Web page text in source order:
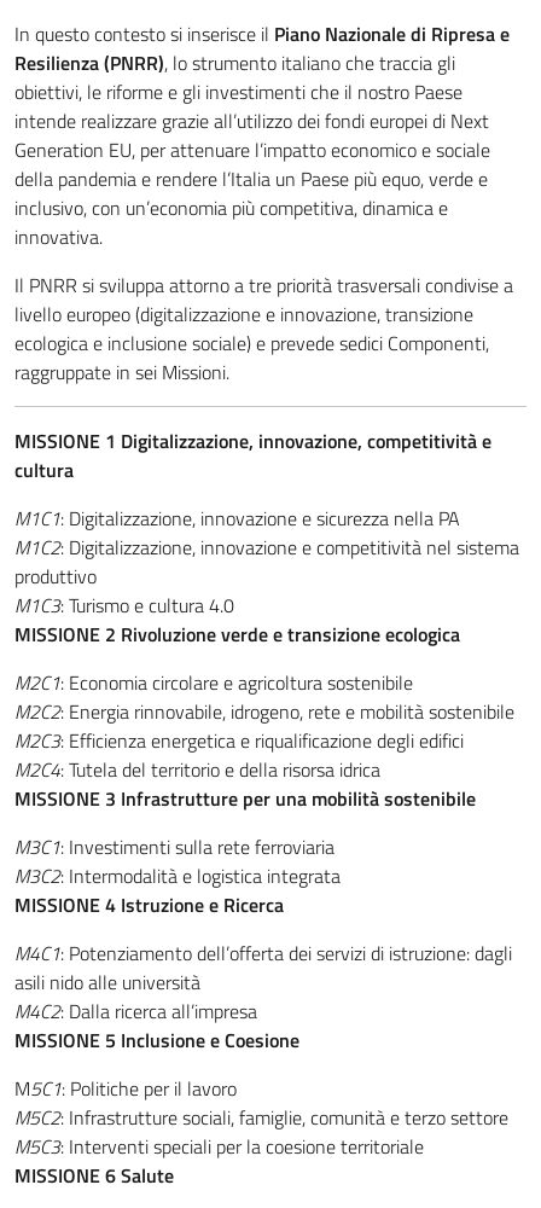
In questo contesto si inserisce il Piano Nazionale di Ripresa e
Resilienza (PNRR), lo strumento italiano che traccia gli
obiettivi, le riforme e gli investimenti che il nostro Paese
intende realizzare grazie all’utilizzo dei fondi europei di Next
Generation EU, per attenuare l’impatto economico e sociale
della pandemia e rendere l’Italia un Paese più equo, verde e
inclusivo, con un’economia più competitiva, dinamica e
innovativa.
Il PNRR si sviluppa attorno a tre priorità trasversali condivise a
livello europeo (digitalizzazione e innovazione, transizione
ecologica e inclusione sociale) e prevede sedici Componenti,
raggruppate in sei Missioni.
MISSIONE 1 Digitalizzazione, innovazione, competitività e
cultura
M1C1: Digitalizzazione, innovazione e sicurezza nella PA
M1C2: Digitalizzazione, innovazione e competitività nel sistema
produttivo
M1C3: Turismo e cultura 4.0
MISSIONE 2 Rivoluzione verde e transizione ecologica
M2C1: Economia circolare e agricoltura sostenibile
M2C2: Energia rinnovabile, idrogeno, rete e mobilità sostenibile
M2C3: Efficienza energetica e riqualificazione degli edifici
M2C4: Tutela del territorio e della risorsa idrica
MISSIONE 3 Infrastrutture per una mobilità sostenibile
M3C1: Investimenti sulla rete ferroviaria
M3C2: Intermodalità e logistica integrata
MISSIONE 4 Istruzione e Ricerca
M4C1: Potenziamento dell’offerta dei servizi di istruzione: dagli
asili nido alle università
M4C2: Dalla ricerca all’impresa
MISSIONE 5 Inclusione e Coesione
M5C1: Politiche per il lavoro
M5C2: Infrastrutture sociali, famiglie, comunità e terzo settore
M5C3: Interventi speciali per la coesione territoriale
MISSIONE 6Salute